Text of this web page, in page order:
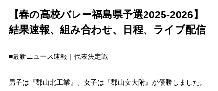
【春の高校バレー福島県予選2025-2026】
結果速報、組み合わせ、日程、ライブ配信
■最新ニュース速報｜代表決定戦
男子は『郡山北工業』、女子は『郡山女大附』が優勝しました。